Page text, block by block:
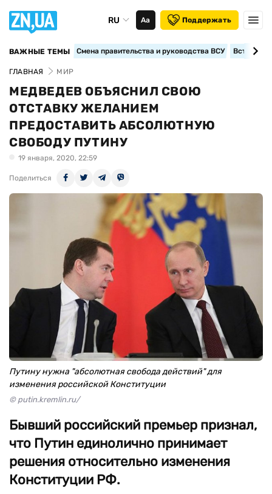
RU Аа Поддержать
ВАЖНЫЕ ТЕМЫ Смена правительства и руководства ВСУ
ГЛАВНАЯ МИР
МЕДВЕДЕВ ОБЪЯСНИЛ СВОЮ
ОТСТАВКУ ЖЕЛАНИЕМ
ПРЕДОСТАВИТЬ АБСОЛЮТНУЮ
СВОБОДУ ПУТИНУ
19 января, 2020, 22:59
Поделиться
Путину нужна "абсолютная свобода действий" для
изменения российской Конституции
© putin.kremlin.ru/
Бывший российский премьер признал,
что Путин единолично принимает
решения относительно изменения
Конституции РФ.